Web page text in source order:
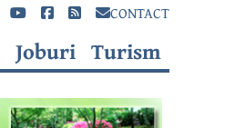
CONTACT
Joburi Turism